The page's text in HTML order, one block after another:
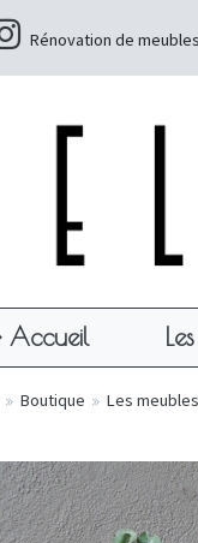
Rénovation de
Accueil
» Boutique » Les meubles